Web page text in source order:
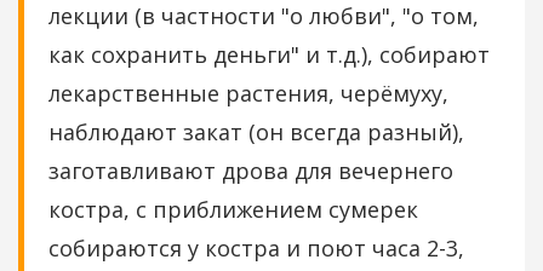
лекции (в частности "о любви", "о том,
как сохранить деньги" и т.д.), собирают
лекарственные растения, черёмуху,
наблюдают закат (он всегда разный),
заготавливают дрова для вечернего
костра, с приближением сумерек
собираются у костра и поют часа 2-3,